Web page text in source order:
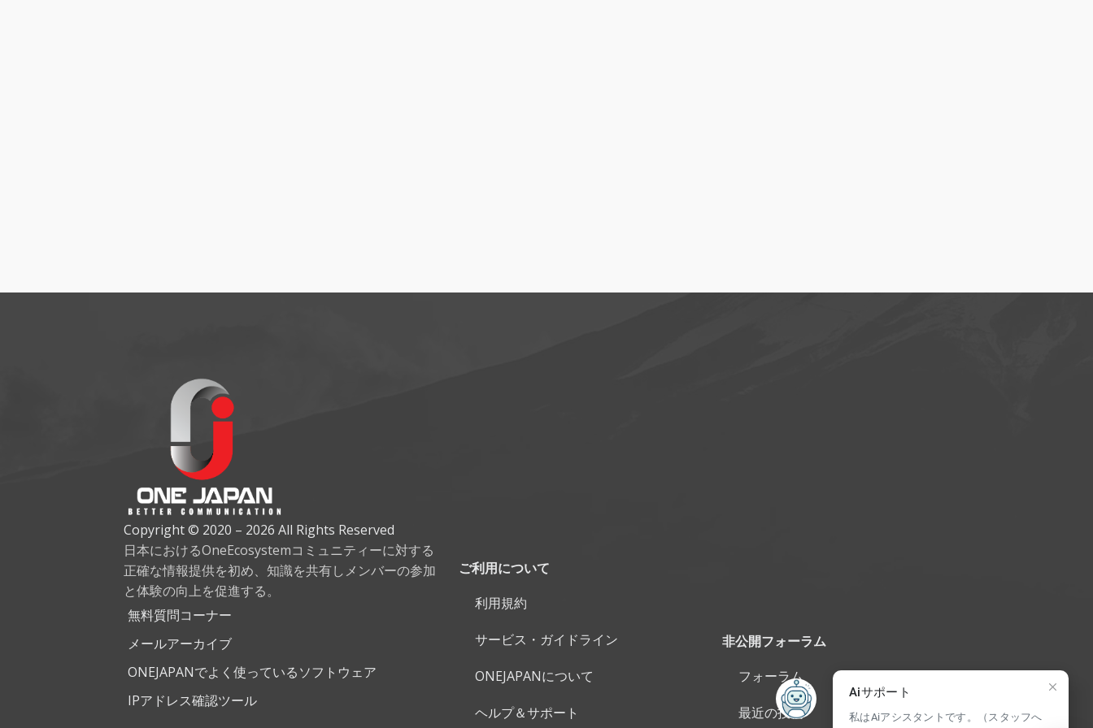
Copyright © 2020 – 2026 All Rights Reserved
日本におけるOneEcosystemコミュニティーに対する
正確な情報提供を初め、知識を共有しメンバーの参加
と体験の向上を促進する。
無料質問コーナー
メールアーカイブ
ONEJAPANでよく使っているソフトウェア
IPアドレス確認ツール
ご利用について
利用規約
サービス・ガイドライン
ONEJAPANについて
ヘルプ＆サポート
非公開フォーラム
フォーラム
最近の投稿
Aiサポート
私はAiアシスタントです。（スタッフへ